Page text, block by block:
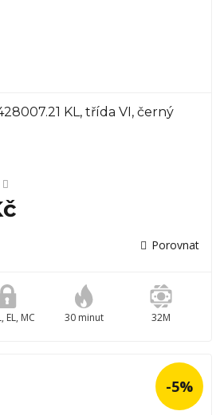
KL, třída VI, černý
Porovnat
EL, MC 30 minut 32M
-5%